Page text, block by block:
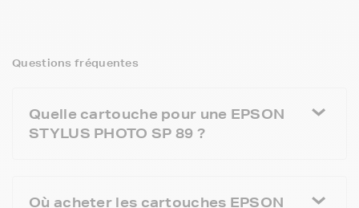
Questions fréquentes
Quelle cartouche pour une EPSON
STYLUS PHOTO SP 89 ?
Où acheter les cartouches EPSON